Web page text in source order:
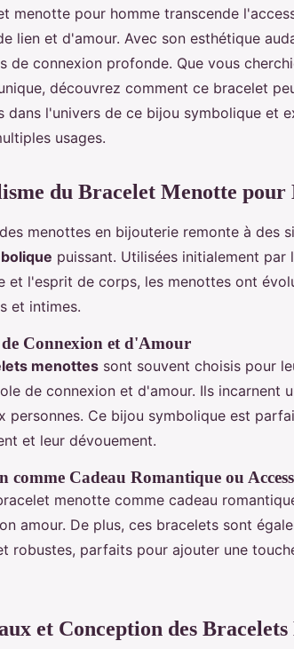
homme :
menotte pour homme transcende
lien et d'amour. Avec son esthétique
de connexion profonde. Que vous
découvrez comment ce bracelet
dans l'univers de ce bijou symbolique et
usages.
du Bracelet Menotte pour
menottes en bijouterie remonte à des
puissant. Utilisées initialement
et l'esprit de corps, les menottes ont
et intimes.
Connexion et d'Amour
menottes sont souvent choisis pour
de connexion et d'amour. Ils incarnent
personnes. Ce bijou symbolique est
et leur dévouement.
comme Cadeau Romantique ou
menotte comme cadeau
amour. De plus, ces bracelets sont
robustes, parfaits pour ajouter une
et Conception des Bracelets